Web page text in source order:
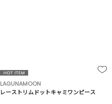
LAGUNAMOON
レーストリムドットキャミワンピース